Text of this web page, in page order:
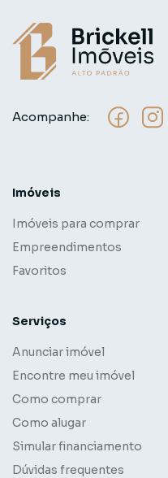
Acompanhe:
Imóveis
Imóveis para comprar
Empreendimentos
Favoritos
Serviços
Anunciar imóvel
Encontre meu imóvel
Como comprar
Como alugar
Simular financiamento
Dúvidas frequentes